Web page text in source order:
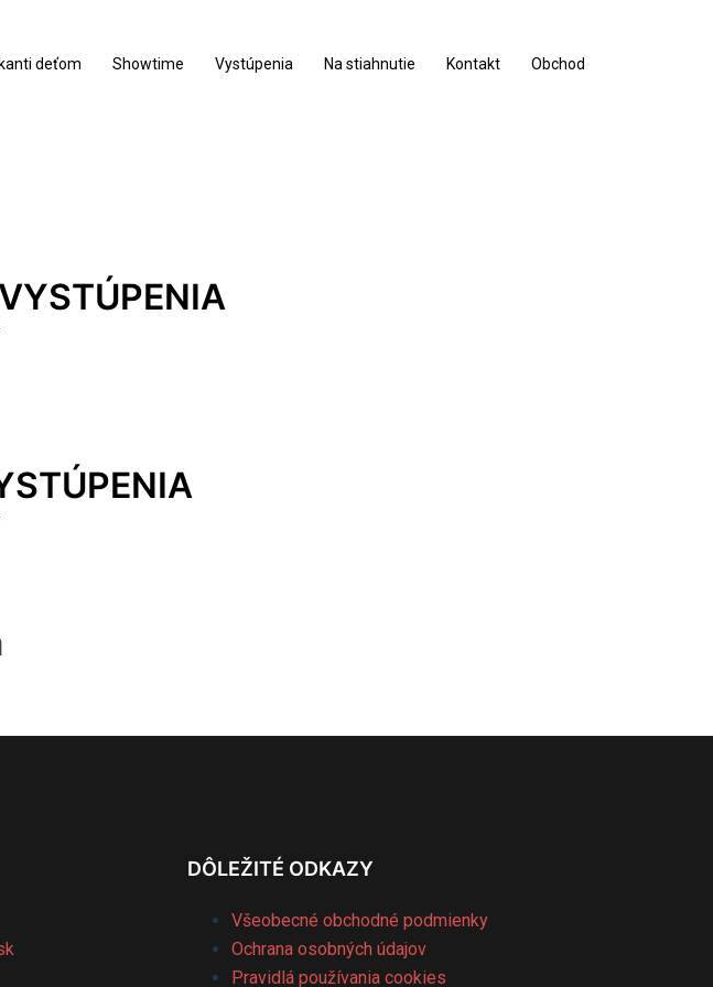
deťom Showtime Vystúpenia Na stiahnutie Kontakt Obchod
DÔLEŽITÉ ODKAZY
Všeobecné obchodné podmienky
Ochrana osobných údajov
Pravidlá používania cookies